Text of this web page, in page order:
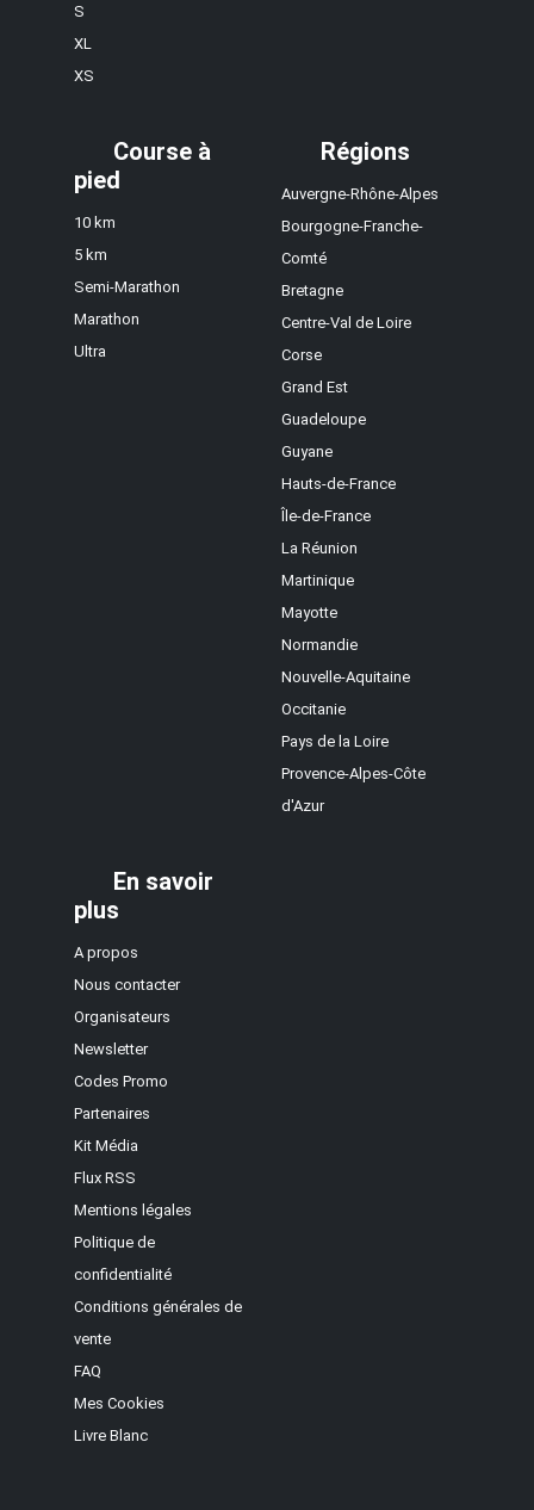
S
XL
XS
Course à
pied
10 km
5 km
Semi-Marathon
Marathon
Ultra
Régions
Auvergne-Rhône-Alpes
Bourgogne-Franche-
Comté
Bretagne
Centre-Val de Loire
Corse
Grand Est
Guadeloupe
Guyane
Hauts-de-France
Île-de-France
La Réunion
Martinique
Mayotte
Normandie
Nouvelle-Aquitaine
Occitanie
Pays de la Loire
Provence-Alpes-Côte
d'Azur
En savoir
plus
A propos
Nous contacter
Organisateurs
Newsletter
Codes Promo
Partenaires
Kit Média
Flux RSS
Mentions légales
Politique de
confidentialité
Conditions générales de
vente
FAQ
Mes Cookies
Livre Blanc